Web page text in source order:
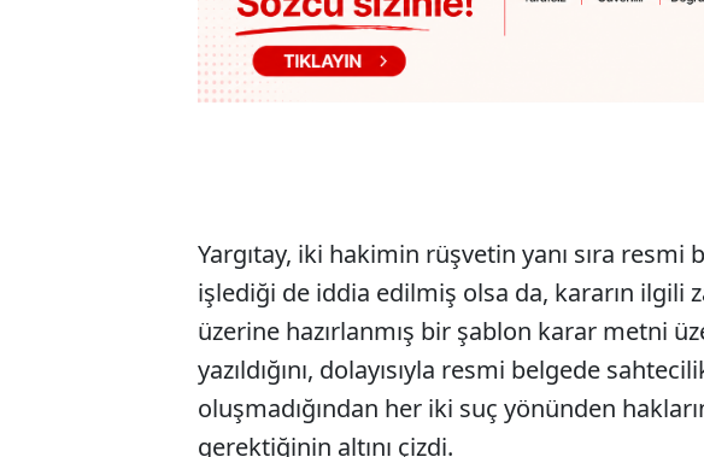
Yargıtay, iki hakimin rüşvetin yanı sıra
işlediği de iddia edilmiş olsa da, kararın ilgili
üzerine hazırlanmış bir şablon karar metni
yazıldığını, dolayısıyla resmi belgede
oluşmadığından her iki suç yönünden
gerektiğinin altını çizdi.